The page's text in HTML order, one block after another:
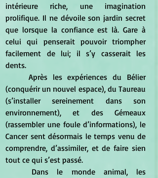
intérieure riche, une imagination
prolifique. Il ne dévoile son jardin secret
que lorsque la confiance est là. Gare à
celui qui penserait pouvoir triompher
facilement de lui; il s’y casserait les
dents.
(conquérir un nouvel espace), du Taureau
(s’installer sereinement dans son
environnement), et des Gémeaux
(rassembler une foule d’informations), le
Cancer sent désormais le temps venu de
comprendre, d’assimiler, et de faire sien
tout ce qui s’est passé.